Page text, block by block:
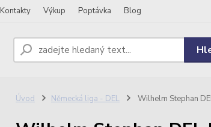
Kontakty Výkup Poptávka Blog
Úvod Německá liga - DEL Wilhelm Stephan